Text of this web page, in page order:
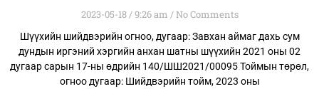
2023-05-18 9:26 am No Comments
Шүүхийн шийдвэрийн огноо, дугаар: Завхан аймаг дахь сум
дундын иргэний хэргийн анхан шатны шүүхийн 2021 оны 02
дугаар сарын 17-ны өдрийн 140/ШШ2021/00095 Тоймын төрөл,
огноо дугаар: Шийдвэрийн тойм, 2023 оны